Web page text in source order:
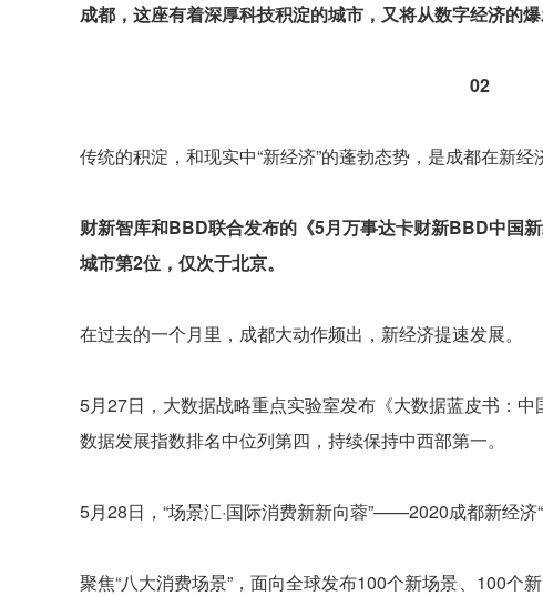
成都，这座有着深厚科技积淀的城市，又将从数字经济的
02
传统的积淀，和现实中“新经济”的蓬勃态势，是成都在新经
财新智库和BBD联合发布的《5月万事达卡财新BBD中国
城市第2位，仅次于北京。
在过去的一个月里，成都大动作频出，新经济提速发展。
5月27日，大数据战略重点实验室发布《大数据蓝皮书：
数据发展指数排名中位列第四，持续保持中西部第一。
5月28日，“场景汇·国际消费新新向蓉”——2020成都新经济“
聚焦“八大消费场景”，面向全球发布100个新场景、100个